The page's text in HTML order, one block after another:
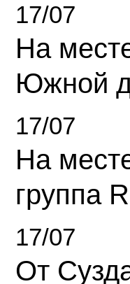
17/07
На
Южной
17/07
На
группа
17/07
От